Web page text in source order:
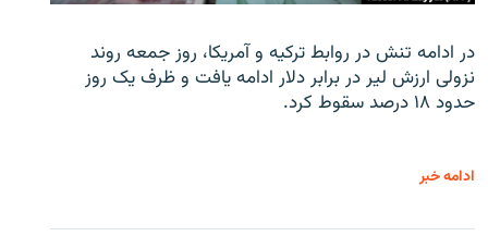
در ادامه تنش در روابط ترکیه و آمریکا، روز جمعه روند
نزولی ارزش لیر در برابر دلار ادامه یافت و ظرف یک روز
حدود ۱۸ درصد سقوط کرد.
ادامه خبر